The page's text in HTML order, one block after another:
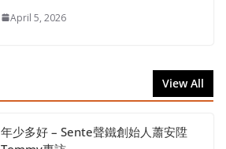
April 5, 2026
View All
年少多好 – Sente聲鐵創始人蕭安陞